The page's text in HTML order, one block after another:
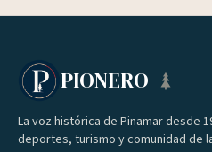
PIONERO
La voz histórica de Pinamar desde
deportes, turismo y comunidad de